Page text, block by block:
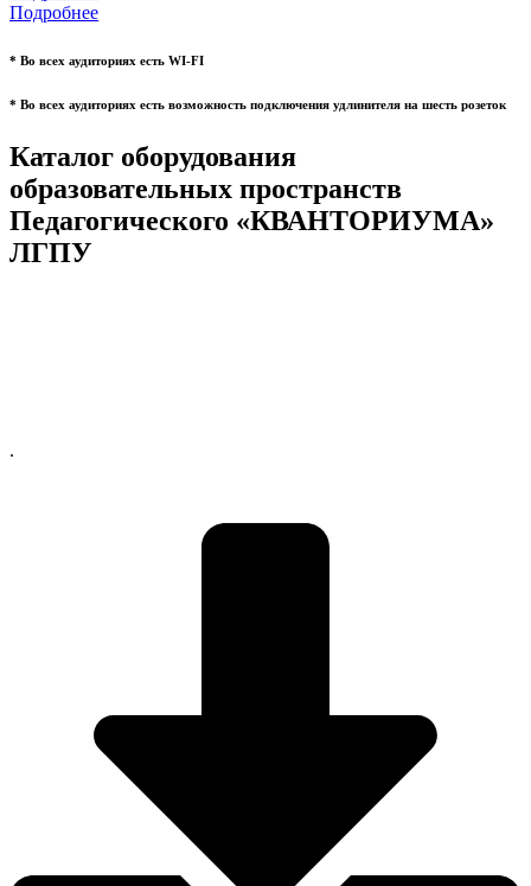
Подробнее
* Во всех аудиториях есть WI-FI
* Во всех аудиториях есть возможность подключения удлинителя на шесть розеток
Каталог оборудования
образовательных пространств
Педагогического «КВАНТОРИУМА»
ЛГПУ
.